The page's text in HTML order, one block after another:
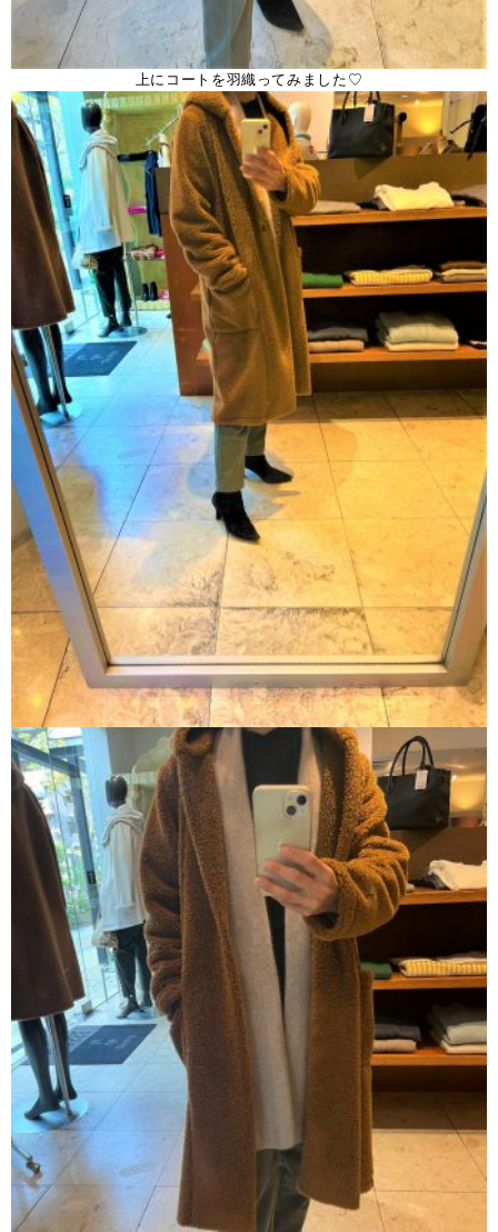
上にコートを羽織ってみました♡